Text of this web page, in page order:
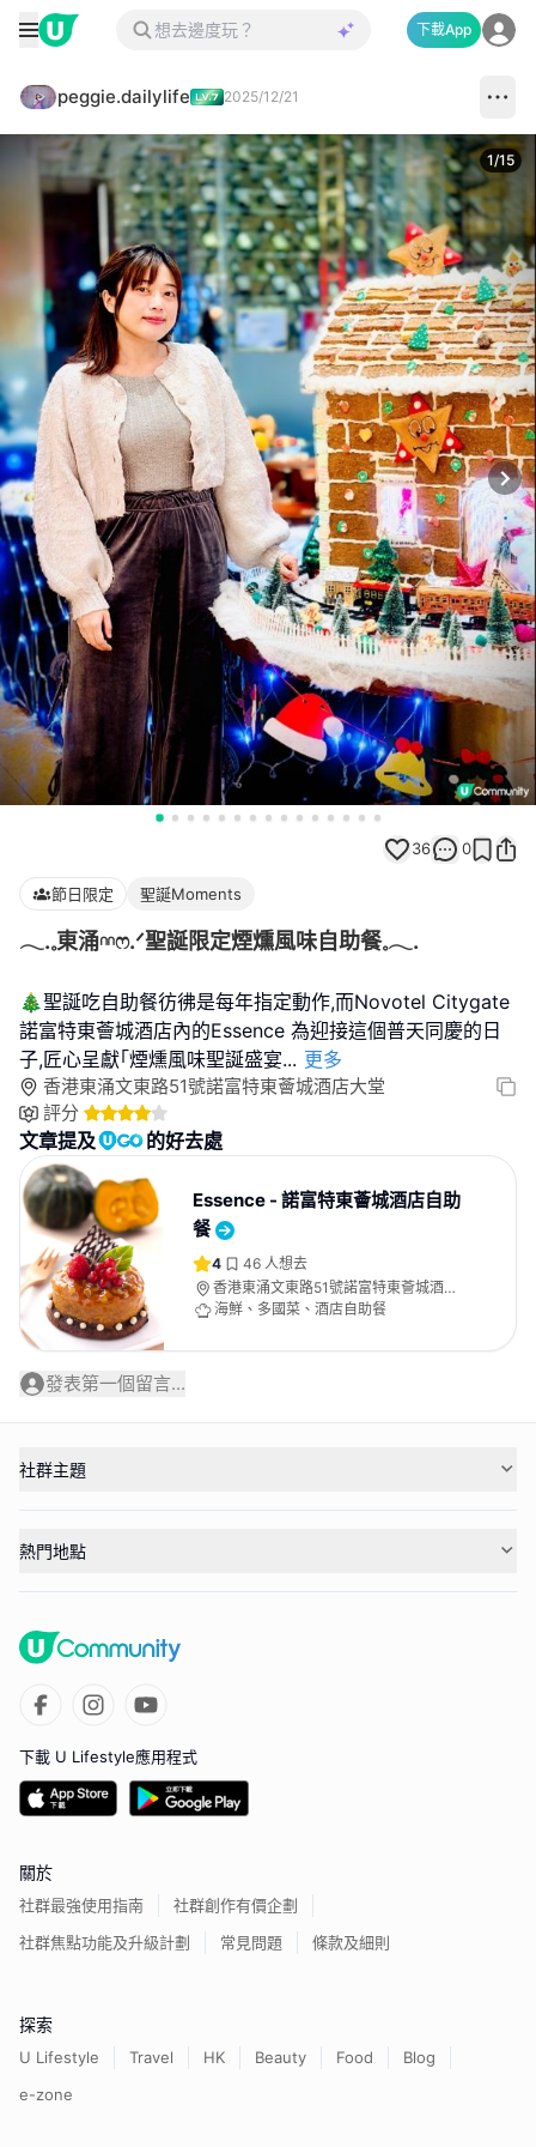
下載App
peggie.dailylife 2025/12/21
1/15
36 0
節日限定 聖誕Moments
𓂃.𓈒東涌𓎏ෆ.ᐟ聖誕限定煙燻風味自助餐𓈒𓂃.
🎄聖誕吃自助餐彷彿是每年指定動作,而Novotel Citygate
諾富特東薈城酒店內的Essence 為迎接這個普天同慶的日
子,匠心呈獻｢煙燻風味聖誕盛宴... 更多
香港東涌文東路51號諾富特東薈城酒店大堂
評分
文章提及 的好去處
Essence - 諾富特東薈城酒店自助
餐
4 46 人想去
香港東涌文東路51號諾富特東薈城酒店
大堂
海鮮、多國菜、酒店自助餐
發表第一個留言...
社群主題
熱門地點
下載 U Lifestyle應用程式
關於
社群最強使用指南
社群創作有價企劃
社群焦點功能及升級計劃
常見問題 條款及細則
探索
U Lifestyle Travel HK Beauty Food
Blog
e-zone